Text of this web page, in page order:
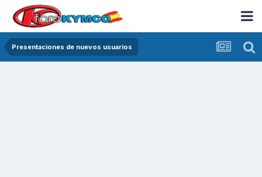
Presentaciones de nuevos usuarios